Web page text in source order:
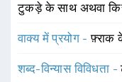
टुकड़े के साथ अथवा
वाक्य में प्रयोग -फ़्राक
शब्द-विन्यास विविधता -